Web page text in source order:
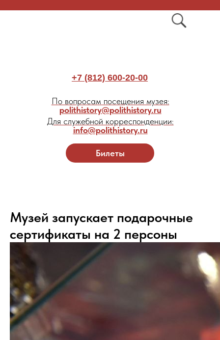
Билеты
+7 (812) 600-20-00
По вопросам посещения музея:
polithistory@polithistory.ru
Для служебной корреспонденции:
info@polithistory.ru
Музей запускает подарочные
сертификаты на 2 персоны